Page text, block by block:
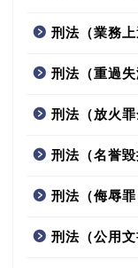
刑法（業務上
刑法（重過失
刑法（放火罪
刑法（名誉毀
刑法（侮辱罪
刑法（公用文